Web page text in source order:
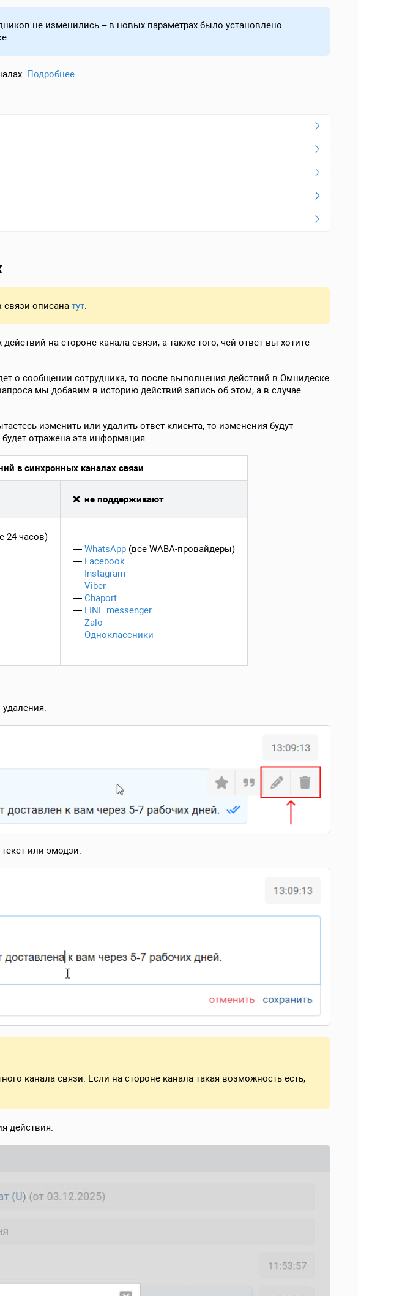
не изменились – в новых параметрах было установлено
Подробнее
связи описана тут.
на стороне канала связи, а также того, чей ответ вы хотите
о сообщении сотрудника, то после выполнения действий в Омнидеске
мы добавим в историю действий запись об этом, а в случае
изменить или удалить ответ клиента, то изменения будут
будет отражена эта информация.
в синхронных каналах связи
❌ не поддерживают
24 часов)
— WhatsApp (все WABA-провайдеры)
— Facebook
— Instagram
— Viber
— Chaport
— LINE messenger
— Zalo
— Одноклассники
или эмодзи.
канала связи. Если на стороне канала такая возможность есть,
действия.